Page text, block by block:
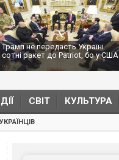
Трамп не передасть Україні
сотні ракет до Patriot, бо у США
...
СВІТ КУЛЬТУРА